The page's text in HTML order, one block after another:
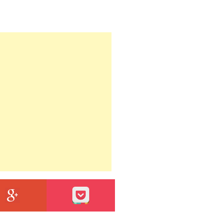
トリーをはてなブックマークに追加
GOOGLE+